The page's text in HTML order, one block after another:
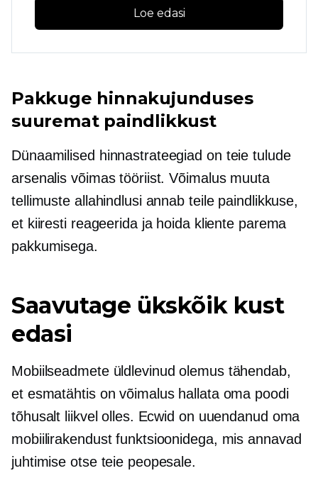
Loe edasi
Pakkuge hinnakujunduses
suuremat paindlikkust
Dünaamilised hinnastrateegiad on teie tulude
arsenalis võimas tööriist. Võimalus muuta
tellimuste allahindlusi annab teile paindlikkuse,
et kiiresti reageerida ja hoida kliente parema
pakkumisega.
Saavutage ükskõik kust
edasi
Mobiilseadmete üldlevinud olemus tähendab,
et esmatähtis on võimalus hallata oma poodi
tõhusalt liikvel olles. Ecwid on uuendanud oma
mobiilirakendust funktsioonidega, mis annavad
juhtimise otse teie peopesale.